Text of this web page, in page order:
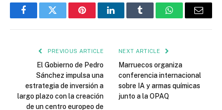
FacebookTwitter PinterestLinkedInTumblr WhatsAppEmail
PREVIOUS ARTICLE
El Gobierno de Pedro
Sánchez impulsa una
estrategia de inversión a
largo plazo con la creación
de un centro europeo de
NEXT ARTICLE
Marruecos organiza
conferencia internacional
sobre IA y armas químicas
junto a la OPAQ